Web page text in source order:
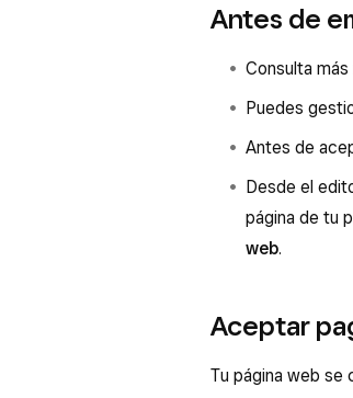
Antes de
Consulta
Puedes
Antes de
Desde el
página de tu
web.
Aceptar
Tu página web se